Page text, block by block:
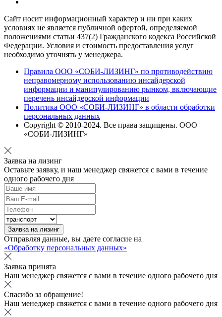
Сайт носит информационный характер и ни при каких
условиях не является публичной офертой, определяемой
положениями статьи 437(2) Гражданского кодекса Российской
Федерации. Условия и стоимость предоставления услуг
необходимо уточнять у менеджера.
Правила ООО «СОБИ-ЛИЗИНГ» по противодействию
неправомерному использованию инсайдерской
информации и манипулированию рынком, включающие
перечень инсайдерской информации
Политика ООО «СОБИ-ЛИЗИНГ» в области обработки
персональных данных
Copyright © 2010-2024. Все права защищены. ООО
«СОБИ-ЛИЗИНГ»
Заявка на лизинг
Оставьте заявку, и наш менеджер свяжется с вами в течение
одного рабочего дня
Заявка на лизинг
Отправляя данные, вы даете согласие на
«Обработку персональных данных»
Заявка принята
Наш менеджер свяжется с вами в течение одного рабочего дня
Спасибо за обращение!
Наш менеджер свяжется с вами в течение одного рабочего дня